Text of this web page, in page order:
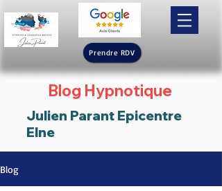
Prendre RDV
Blog Hypnotique
Julien Parant Epicentre
Elne
Blog